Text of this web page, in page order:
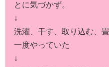
とに気づかず。
↓
洗濯、干す、取り込む、
一度やっていた
↓